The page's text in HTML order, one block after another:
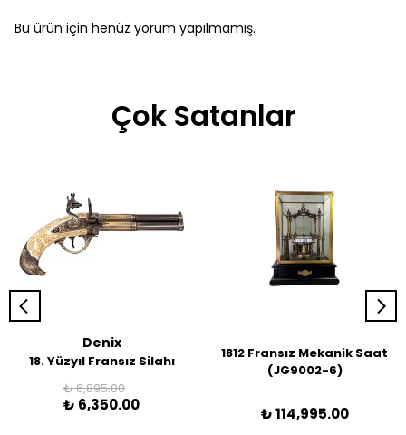
Bu ürün için henüz yorum yapılmamış.
Çok Satanlar
Denix
18. Yüzyıl Fransız Silahı
₺ 6,895.00
₺ 6,350.00
1812 Fransız Mekanik Saat
(JG9002-6)
₺ 114,995.00